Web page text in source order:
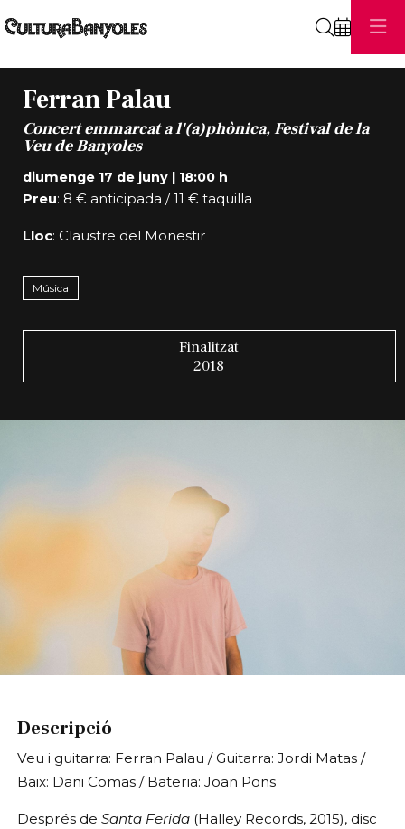
Ferran Palau
Concert emmarcat a l'(a)phònica, Festival de la
Veu de Banyoles
diumenge 17 de juny| 18:00 h
Preu: 8 € anticipada / 11 € taquilla
Lloc: Claustre del Monestir
Música
Finalitzat
2018
Descripció
Veu i guitarra: Ferran Palau / Guitarra: Jordi Matas /
Baix: Dani Comas / Bateria: Joan Pons
Després de Santa Ferida (Halley Records, 2015), disc